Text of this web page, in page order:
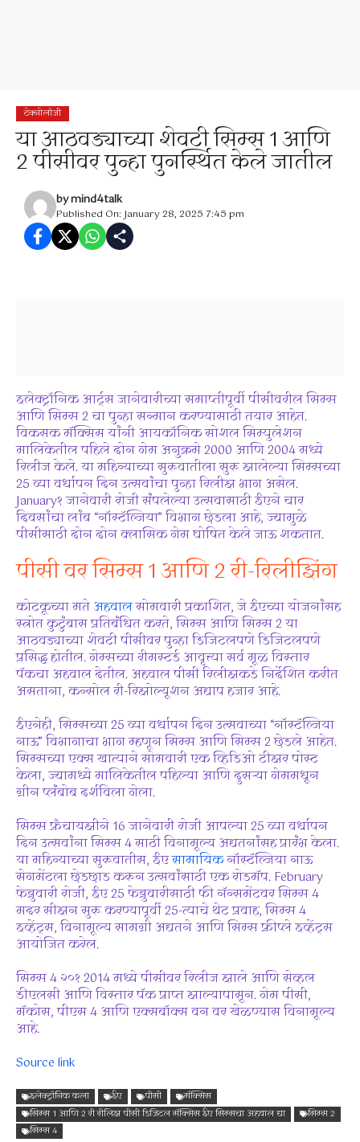
टेक्नोलॉजी
या आठवड्याच्या शेवटी सिम्स 1 आणि
2 पीसीवर पुन्हा पुनर्स्थित केले जातील
bymind4talk
Published On: January 28, 2025 7:45 pm
इलेक्ट्रॉनिक आर्ट्स जानेवारीच्या समाप्तीपूर्वी पीसीवरील सिम्स
आणि सिम्स 2 चा पुन्हा सन्मान करण्यासाठी तयार आहेत.
विकसक मॅक्सिस यांनी आयकॉनिक सोशल सिम्युलेशन
मालिकेतील पहिले दोन गेम अनुक्रमे 2000 आणि 2004 मध्ये
रिलीज केले. या महिन्याच्या सुरूवातीला सुरू झालेल्या सिम्सच्या
25 व्या वर्धापन दिन उत्सवांचा पुन्हा रिलीझ भाग असेल.
January१ जानेवारी रोजी संपलेल्या उत्सवासाठी ईएने चार
दिवसांचा लांब “नॉस्टॅल्जिया” विभाग छेडला आहे, ज्यामुळे
पीसीसाठी दोन दोन क्लासिक गेम घोषित केले जाऊ शकतात.
पीसी वर सिम्स 1 आणि 2 री-रिलीझिंग
कोटकूच्या मतेअहवालसोमवारी प्रकाशित, जे ईएच्या योजनांसह
स्त्रोत कुटुंबास प्रतिबंधित करते, सिम्स आणि सिम्स 2 या
आठवड्याच्या शेवटी पीसीवर पुन्हा डिजिटलपणे डिजिटलपणे
प्रसिद्ध होतील. गेम्सच्या रीमस्टर्ड आवृत्त्या सर्व मूळ विस्तार
पॅकचा अहवाल देतील. अहवाल पीसी रिलीझकडे निर्देशित करीत
असताना, कन्सोल री-रिझोल्यूशन अद्याप हजार आहे.
ईएनेही, सिम्सच्या 25 व्या वर्धापन दिन उत्सवाच्या “नॉस्टॅल्जिया
नाऊ” विभागाचा भाग म्हणून सिम्स आणि सिम्स 2 छेडले आहेत.
सिम्सच्या एक्स खात्याने सोमवारी एक व्हिडिओ टीझर पोस्ट
केला, ज्यामध्ये मालिकेतील पहिल्या आणि दुसर्‍या गेममधून
ग्रीन प्लंबोब दर्शविला गेला.
सिम्स फ्रँचायझीने 16 जानेवारी रोजी आपल्या 25 व्या वर्धापन
दिन उत्सवांना सिम्स 4 साठी विनामूल्य अद्यतनांसह प्रारंभ केला.
या महिन्याच्या सुरूवातीस, ईएसामायिकनॉस्टॅल्जिया नाऊ
सेगमेंटला छेडछाड करून उत्सवांसाठी एक रोडमॅप. February
फेब्रुवारी रोजी, ईए 25 फेब्रुवारीसाठी फी नॅन्समेंटवर सिम्स 4
मदर सीझन सुरू करण्यापूर्वी 25-त्याचे थेट प्रवाह, सिम्स 4
इव्हेंट्स, विनामूल्य सामग्री अद्यतने आणि सिम्स फ्रीप्ले इव्हेंट्स
आयोजित करेल.
सिम्स 4 २०१ 2014 मध्ये पीसीवर रिलीज झाले आणि सेव्हल
डीएलसी आणि विस्तार पॅक प्राप्त झाल्यापासून. गेम पीसी,
मॅकोस, पीएस 4 आणि एक्सबॉक्स वन वर खेळण्यास विनामूल्य
आहे.
Source link
इलेक्ट्रॉनिक कला ईए पीसी
मॅक्सिस
सिम्स 1 आणि 2 री रीलिझ पीसी डिजिटल मॅक्सिस ईए सिम्सचा अहवाल द्या
सिम्स 2
सिम्स 4